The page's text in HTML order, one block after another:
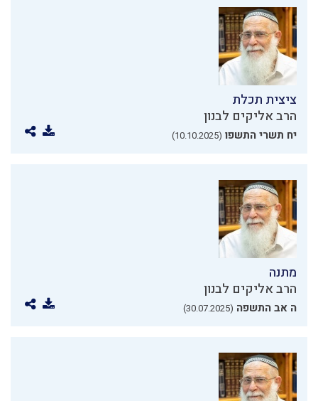
ציצית תכלת
הרב אליקים לבנון
יח תשרי התשפו (10.10.2025)
מתנה
הרב אליקים לבנון
ה אב התשפה (30.07.2025)